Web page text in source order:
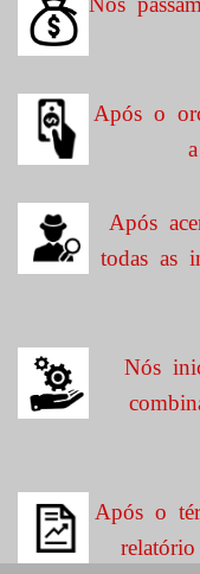
Após o
Após
todas as
Nós
Após o